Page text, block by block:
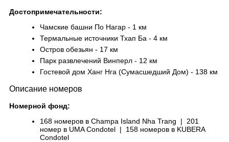
Достопримечательности:
Чамские башни По Нагар - 1 км
Термальные источники Тхап Ба - 4 км
Остров обезьян - 17 км
Парк развлечений Винперл - 12 км
Гостевой дом Ханг Нга (Сумасшедший Дом) - 138 км
Описание номеров
Номерной фонд:
168 номеров в Champa Island Nha Trang | 201
номер в UMA Condotel | 158 номеров в KUBERA
Condotel